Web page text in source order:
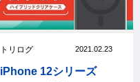
トリログ 2021.02.23
iPhone 12シリーズ